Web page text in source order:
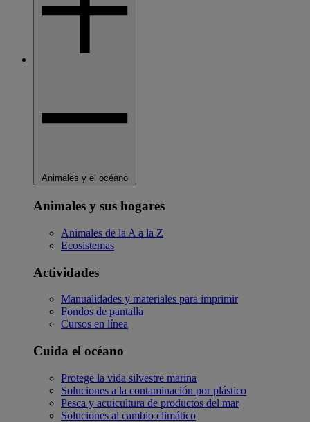
Animales y el océano
Animales y sus hogares
Animales de la A a la Z
Ecosistemas
Actividades
Manualidades y materiales para imprimir
Fondos de pantalla
Cursos en línea
Cuida el océano
Protege la vida silvestre marina
Soluciones a la contaminación por plástico
Pesca y acuicultura de productos del mar
Soluciones al cambio climático